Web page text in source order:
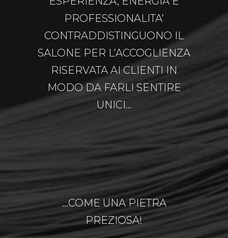
PROFESSIONALITA’
CONTRADDISTINGUONO IL
SALONE PER L’ACCOGLIENZA
RISERVATA AI CLIENTI IN
MODO DA FARLI SENTIRE
UNICI…
…COME UNA PIETRA
PREZIOSA!